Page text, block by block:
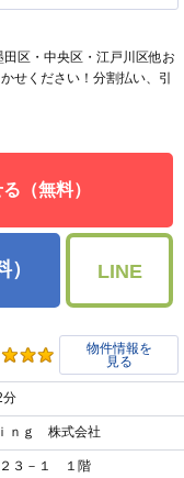
区・中央区・江戸川区他お
せください！分割払い、引
（無料）
LINE
物件情報を
見る
分
ｎｇ 株式会社
２３－１ １階